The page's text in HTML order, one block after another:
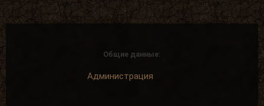
Общие данные:
Администрация